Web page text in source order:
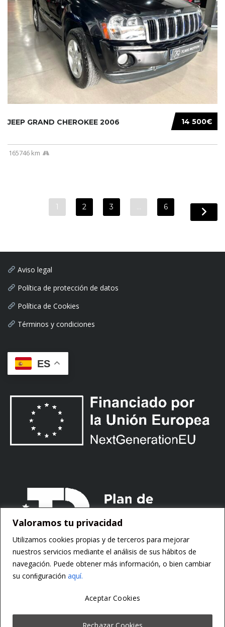
Valoramos tu privacidad
Utilizamos cookies propias y de terceros para mejorar
nuestros servicios mediante el análisis de sus hábitos de
navegación. Puede obtener más información, o bien cambiar
su conﬁguración aquí.
Rechazar Cookies
Aceptar Cookies
14 500€
JEEP GRAND CHEROKEE 2006
165746 km
1 2 3 … 6
Aviso legal
Política de protección de datos
Política de Cookies
Términos y condiciones
ES